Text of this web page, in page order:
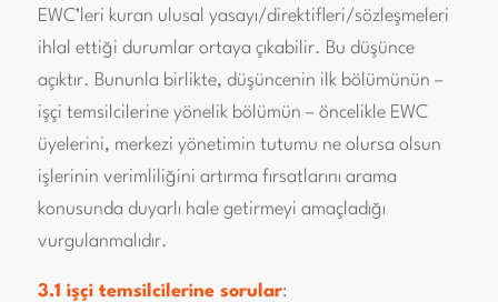
EWC’leri kuran ulusal yasayı/direktifleri/sözleşmeleri
ihlal ettiği durumlar ortaya çıkabilir. Bu düşünce
açıktır. Bununla birlikte, düşüncenin ilk bölümünün –
işçi temsilcilerine yönelik bölümün – öncelikle EWC
üyelerini, merkezi yönetimin tutumu ne olursa olsun
işlerinin verimliliğini artırma fırsatlarını arama
konusunda duyarlı hale getirmeyi amaçladığı
vurgulanmalıdır.
3.1 i̇şçi̇ temsi̇lci̇leri̇ne sorular: